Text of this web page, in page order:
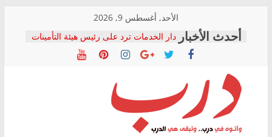
content
الأحد, أغسطس 9, 2026
دار الخدمات ترد على رئيس هيئة التأمينات
بعد مؤتمره الصحفي: إنكار الأزمة لا ينهي
معاناة أصحاب المعاشات.. ونطالب بكشف
فرحات سليمان يكتب: القطاع الصحي إلى
أين؟
حزب التحالف الشعبي يطلق لجنة “الحق
في الصحة” بالإسكندرية لرصد الانتهاكات
ودعم المرضى
درب